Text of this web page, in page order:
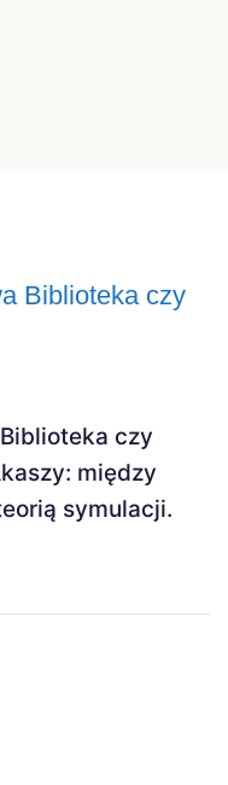
Biblioteka czy
czy
między
symulacji.